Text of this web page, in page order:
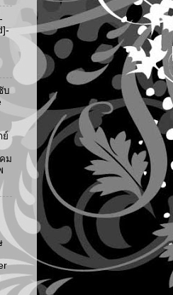
บ
ย์
ม